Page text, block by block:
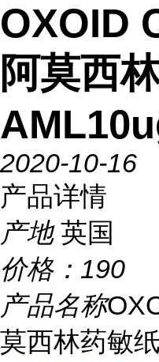
OXOID
阿莫西
2020-10-16
产品详情
产地 英国
价格： 190
产品名称
莫西林药敏